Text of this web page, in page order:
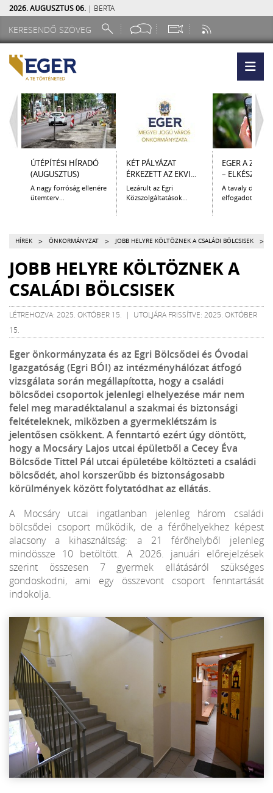
2026. AUGUSZTUS 06. | BERTA
ÚTÉPÍTÉSI HÍRADÓ
(AUGUSZTUS)
A nagy forróság ellenére
ütemterv...
KÉT PÁLYÁZAT
ÉRKEZETT AZ EKVI...
Lezárult az Egri
Közszolgáltatások...
EGER A
– ELKÉSZÜLT
A tavaly
elfogadott
HÍREK > ÖNKORMÁNYZAT > JOBB HELYRE KÖLTÖZNEK A CSALÁDI BÖLCSISEK >
JOBB HELYRE KÖLTÖZNEK A
CSALÁDI BÖLCSISEK
LÉTREHOZVA: 2025. OKTÓBER 15. | UTOLJÁRA FRISSÍTVE: 2025. OKTÓBER
15.
Eger önkormányzata és az Egri Bölcsődei és Óvodai
Igazgatóság (Egri BÓI) az intézményhálózat átfogó
vizsgálata során megállapította, hogy a családi
bölcsődei csoportok jelenlegi elhelyezése már nem
felel meg maradéktalanul a szakmai és biztonsági
feltételeknek, miközben a gyermeklétszám is
jelentősen csökkent. A fenntartó ezért úgy döntött,
hogy a Mocsáry Lajos utcai épületből a Cecey Éva
Bölcsőde Tittel Pál utcai épületébe költözteti a családi
bölcsődét, ahol korszerűbb és biztonságosabb
körülmények között folytatódhat az ellátás.
A Mocsáry utcai ingatlanban jelenleg három családi
bölcsődei csoport működik, de a férőhelyekhez képest
alacsony a kihasználtság: a 21 férőhelyből jelenleg
mindössze 10 betöltött. A 2026. januári előrejelzések
szerint összesen 7 gyermek ellátásáról szükséges
gondoskodni, ami egy összevont csoport fenntartását
indokolja.